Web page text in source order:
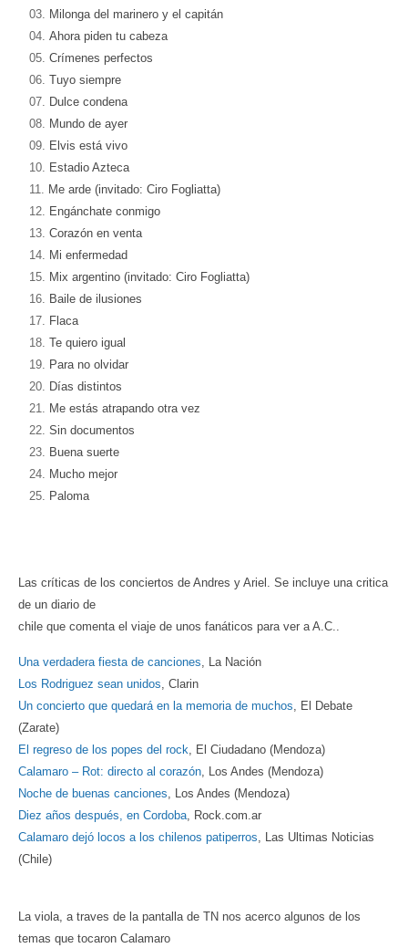
03. Milonga del marinero y el capitán
04. Ahora piden tu cabeza
05. Crímenes perfectos
06. Tuyo siempre
07. Dulce condena
08. Mundo de ayer
09. Elvis está vivo
10. Estadio Azteca
11. Me arde (invitado: Ciro Fogliatta)
12. Engánchate conmigo
13. Corazón en venta
14. Mi enfermedad
15. Mix argentino (invitado: Ciro Fogliatta)
16. Baile de ilusiones
17. Flaca
18. Te quiero igual
19. Para no olvidar
20. Días distintos
21. Me estás atrapando otra vez
22. Sin documentos
23. Buena suerte
24. Mucho mejor
25. Paloma
Las críticas de los conciertos de Andres y Ariel. Se incluye una critica
de un diario de
chile que comenta el viaje de unos fanáticos para ver a A.C..
Una verdadera fiesta de canciones, La Nación
Los Rodriguez sean unidos, Clarin
Un concierto que quedará en la memoria de muchos, El Debate
(Zarate)
El regreso de los popes del rock, El Ciudadano (Mendoza)
Calamaro – Rot: directo al corazón, Los Andes (Mendoza)
Noche de buenas canciones, Los Andes (Mendoza)
Diez años después, en Cordoba, Rock.com.ar
Calamaro dejó locos a los chilenos patiperros, Las Ultimas Noticias
(Chile)
La viola, a traves de la pantalla de TN nos acerco algunos de los
temas que tocaron Calamaro